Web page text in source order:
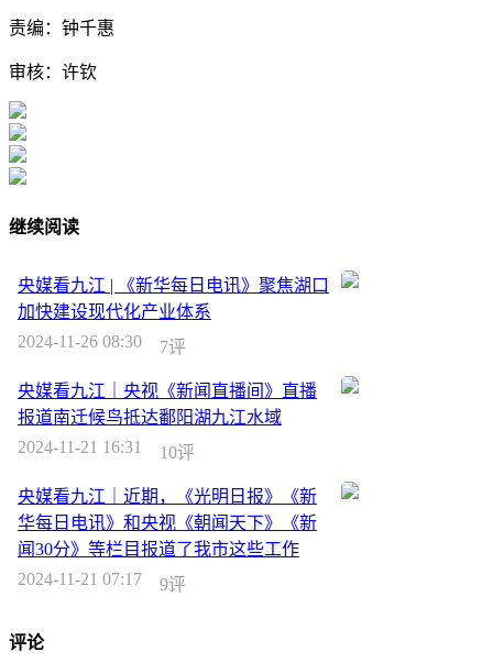
责编：钟千惠
审核：许钦
继续阅读
央媒看九江 | 《新华每日电讯》聚焦湖口
加快建设现代化产业体系
2024-11-26 08:30
7评
央媒看九江｜央视《新闻直播间》直播
报道南迁候鸟抵达鄱阳湖九江水域
2024-11-21 16:31
10评
央媒看九江｜近期，《光明日报》《新
华每日电讯》和央视《朝闻天下》《新
闻30分》等栏目报道了我市这些工作
2024-11-21 07:17
9评
评论